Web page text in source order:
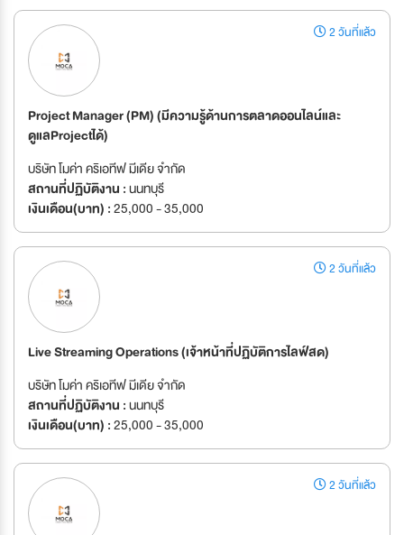
2 วันที่แล้ว
Project Manager (PM) (มีความรู้ด้านการตลาดออนไลน์และ
ดูแลProjectได้)
บริษัท โมค่า คริเอทีฟ มีเดีย จำกัด
สถานที่ปฏิบัติงาน :นนทบุรี
เงินเดือน(บาท) :25,000 - 35,000
2 วันที่แล้ว
Live Streaming Operations (เจ้าหน้าที่ปฏิบัติการไลฟ์สด)
บริษัท โมค่า คริเอทีฟ มีเดีย จำกัด
สถานที่ปฏิบัติงาน :นนทบุรี
เงินเดือน(บาท) :25,000 - 35,000
2 วันที่แล้ว